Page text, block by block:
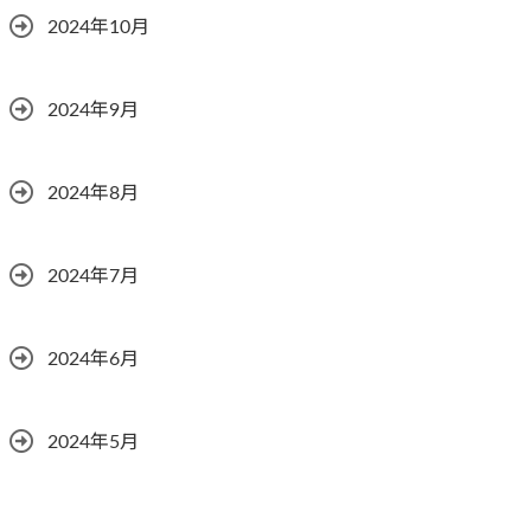
2024年10月
2024年9月
2024年8月
2024年7月
2024年6月
2024年5月